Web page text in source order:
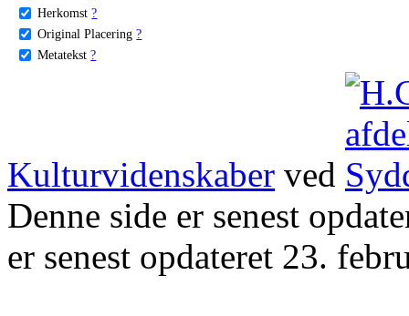
Herkomst ?
Original Placering ?
Metatekst ?
Kulturvidenskaber ved
Denne side er senest
er senest opdateret 23.